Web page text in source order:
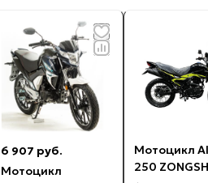
6 907 руб.
Мотоцикл
Мотоцикл
250